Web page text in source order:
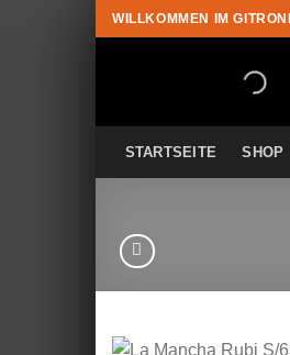
Zum
Inhalt
WILLKOMMEN IM
STARTSEITE SHOP